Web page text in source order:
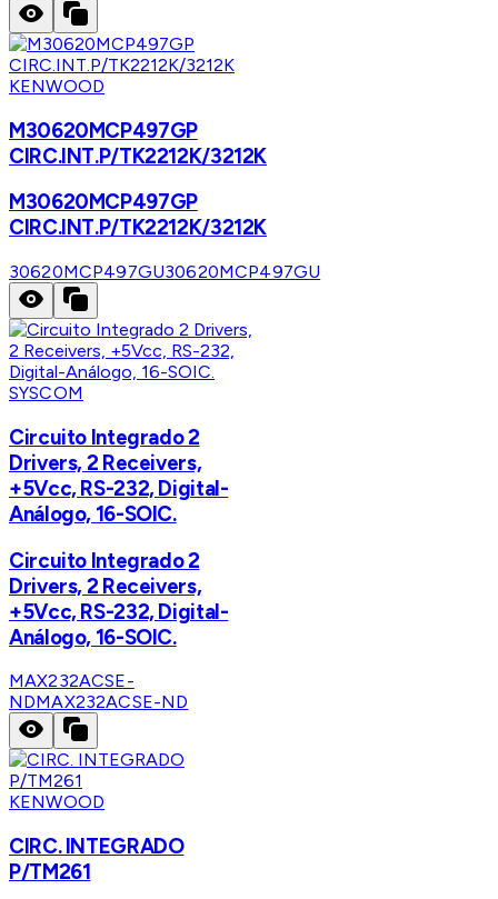
KENWOOD
M30620MCP497GP
CIRC.INT.P/TK2212K/3212K
M30620MCP497GP
CIRC.INT.P/TK2212K/3212K
30620MCP497GU30620MCP497GU
SYSCOM
Circuito Integrado 2
Drivers, 2 Receivers,
+5Vcc, RS-232, Digital-
Análogo, 16-SOIC.
Circuito Integrado 2
Drivers, 2 Receivers,
+5Vcc, RS-232, Digital-
Análogo, 16-SOIC.
MAX232ACSE-
NDMAX232ACSE-ND
KENWOOD
CIRC. INTEGRADO
P/TM261